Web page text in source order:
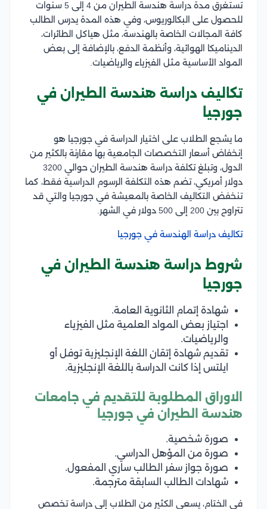
تستغرق مدة دراسة هندسة الطيران من 4 إلى 5 سنوات
للحصول على البكالوريوس، وفي هذه المدة يدرس الطالب
كافة المجالات الخاصة بالهندسة، مثل هياكل الطائرات،
الديناميكا الهوائية، وأنظمة الدفع، بالإضافة إلى بعض
المواد الأساسية مثل الفيزياء والرياضيات.
تكاليف دراسة هندسة الطيران في
جورجيا
ما يشجع الطلاب على اختيار الدراسة في جورجيا هو
إنخفاض أسعار التخصصات الجامعية بها مقارنة بالكثير من
الدول، وتبلغ تكلفة دراسة هندسة الطيران حوالي 3200
دولار أمريكي، تضم هذه التكلفة الرسوم الدراسية فقط، كما
تنخفض التكاليف الخاصة بالمعيشة في جورجيا والتي قد
تتراوح بين 200 إلى 500 دولار في الشهر.
تكاليف دراسة الهندسة في جورجيا
شروط دراسة هندسة الطيران في
جورجيا
شهادة إتمام الثانوية العامة.
اجتياز بعض المواد العلمية مثل الفيزياء
والرياضيات.
تقديم شهادة إتقان اللغة الإنجليزية توفل أو
ايلتس إذا كانت الدراسة باللغة الإنجليزية.
الاوراق المطلوبة للتقديم في جامعات
هندسة الطيران في جورجيا
صورة شخصية.
صورة من المؤهل الدراسي.
صورة جواز سفر الطالب ساري المفعول.
شهادات الطالب السابقة مترجمة.
في الختام، يسعى الكثير من الطلاب إلى دراسة تخصص